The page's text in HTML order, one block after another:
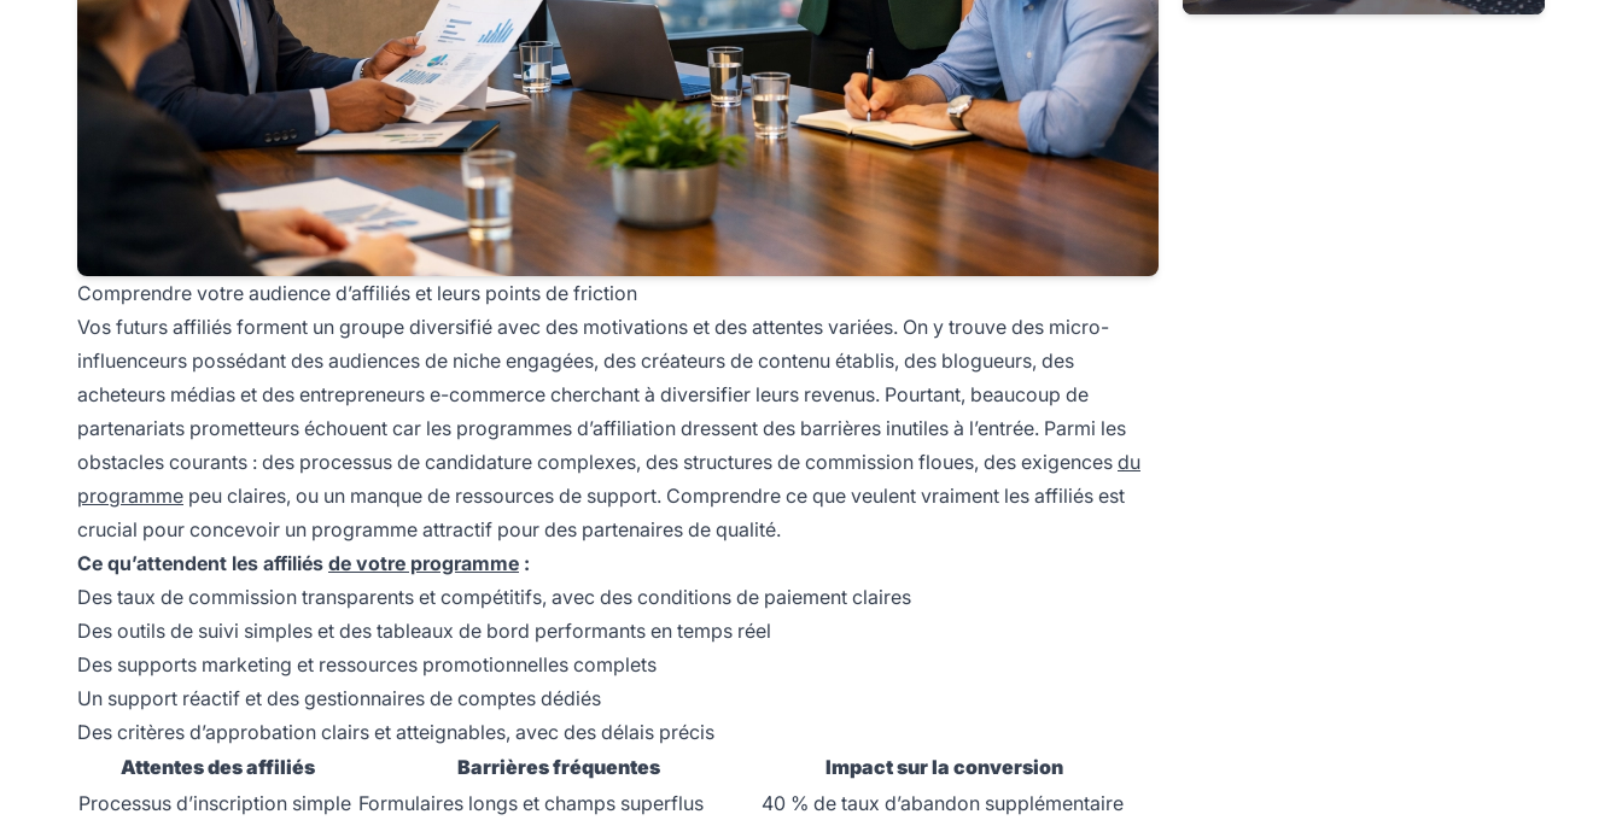
Comprendre votre audience d’affiliés et leurs points de friction
Vos futurs affiliés forment un groupe diversifié avec des motivations et des attentes variées. On y trouve des micro-
influenceurs possédant des audiences de niche engagées, des créateurs de contenu établis, des blogueurs, des
acheteurs médias et des entrepreneurs e-commerce cherchant à diversifier leurs revenus. Pourtant, beaucoup de
partenariats prometteurs échouent car les programmes d’affiliation dressent des barrières inutiles à l’entrée. Parmi les
obstacles courants : des processus de candidature complexes, des structures de commission floues, des exigences du
programme peu claires, ou un manque de ressources de support. Comprendre ce que veulent vraiment les affiliés est
crucial pour concevoir un programme attractif pour des partenaires de qualité.
Ce qu’attendent les affiliés de votre programme :
Des taux de commission transparents et compétitifs, avec des conditions de paiement claires
Des outils de suivi simples et des tableaux de bord performants en temps réel
Des supports marketing et ressources promotionnelles complets
Un support réactif et des gestionnaires de comptes dédiés
Des critères d’approbation clairs et atteignables, avec des délais précis
Attentes des affiliés
Barrières fréquentes
Impact sur la conversion
Processus d’inscription simple Formulaires longs et champs superflus
40 % de taux d’abandon supplémentaire